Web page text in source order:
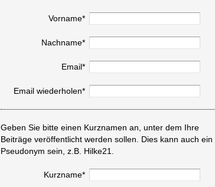
Vorname*
Nachname*
Email*
Email wiederholen*
Geben Sie bitte einen Kurznamen an, unter dem Ihre
Beiträge veröffentlicht werden sollen. Dies kann auch ein
Pseudonym sein, z.B. Hilke21.
Kurzname*